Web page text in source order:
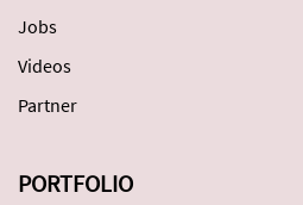
Jobs
Videos
Partner
PORTFOLIO